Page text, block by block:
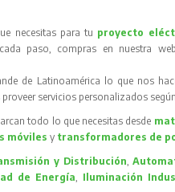
necesitas para tu proyecto
paso, compras en nuestra
de Latinoamérica lo que nos
servicios personalizados
todo lo que necesitas desde
móvilesy transformadores de
y Distribución,
de Energía, Iluminación